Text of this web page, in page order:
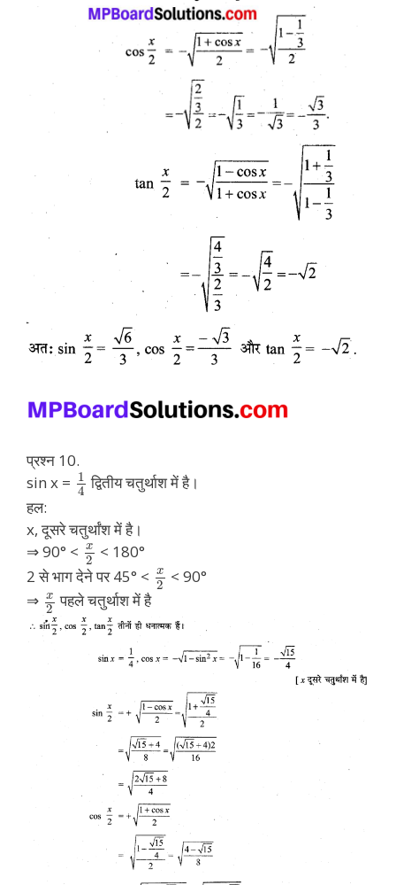
प्रश्न 10.
sin x = 1
4 द्वितीय चतुर्थाश में है।
हल:
x, दूसरे चतुर्थांश में है।
⇒ 90° <
x
2 < 180°
2 से भाग देने पर 45° <
x
2 < 90°
⇒ x
2 पहले चतुर्थाश में है